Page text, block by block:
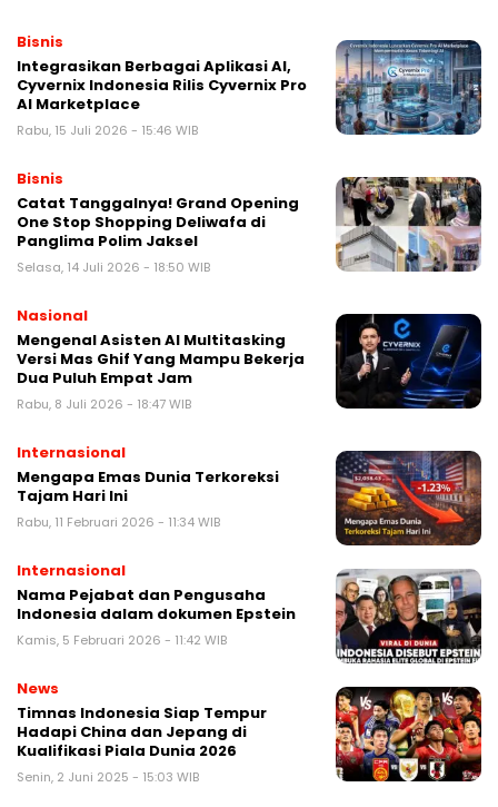
Bisnis
Integrasikan Berbagai Aplikasi AI,
Cyvernix Indonesia Rilis Cyvernix Pro
AI Marketplace
Rabu, 15 Juli 2026 - 15:46 WIB
Bisnis
Catat Tanggalnya! Grand Opening
One Stop Shopping Deliwafa di
Panglima Polim Jaksel
Selasa, 14 Juli 2026 - 18:50 WIB
Nasional
Mengenal Asisten AI Multitasking
Versi Mas Ghif Yang Mampu Bekerja
Dua Puluh Empat Jam
Rabu, 8 Juli 2026 - 18:47 WIB
Internasional
Mengapa Emas Dunia Terkoreksi
Tajam Hari Ini
Rabu, 11 Februari 2026 - 11:34 WIB
Internasional
Nama Pejabat dan Pengusaha
Indonesia dalam dokumen Epstein
Kamis, 5 Februari 2026 - 11:42 WIB
News
Timnas Indonesia Siap Tempur
Hadapi China dan Jepang di
Kualifikasi Piala Dunia 2026
Senin, 2 Juni 2025 - 15:03 WIB